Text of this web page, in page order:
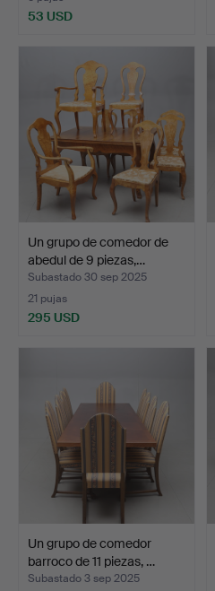
53 USD
Un grupo de comedor de
abedul de 9 piezas,…
Subastado 30 sep 2025
21 pujas
295 USD
Un grupo de comedor
barroco de 11 piezas, …
Subastado 3 sep 2025